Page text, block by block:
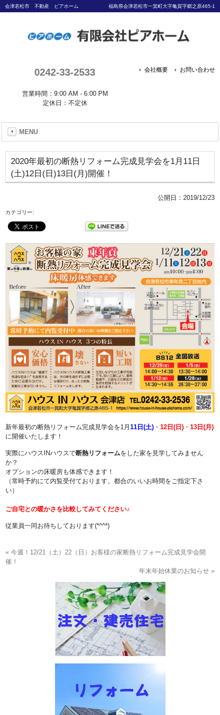
会津若松市 不動産 ピアホーム 福島県会津若松市一箕町大字亀賀字郷之原465-1
0242-33-2533
営業時間：9:00 AM - 6:00 PM
定休日：不定休
会社概要 お問い合わせ
MENU
2020年最初の断熱リフォーム完成見学会を1月11日
(土)12日(日)13日(月)開催！
公開日： 2019/12/23
カテゴリー:
新年最初の断熱リフォーム完成見学会を1月11日(土) ・12日(日) ・13日(月)
に開催いたします！
実際にハウスINハウスで断熱リフォームをした家を見学してみません
か？
オプションの床暖房も体感できます！
（常時予約にて内覧受付ております。都合のいいお時間をご指定下さ
い）
ご自宅との暖かさを比較してみてください♪
従業員一同お待ちしております(*^^*)
« 今週！12/21（土）22（日）お客様の家断熱リフォーム完成見学会開
催！
年末年始休業のお知らせ »